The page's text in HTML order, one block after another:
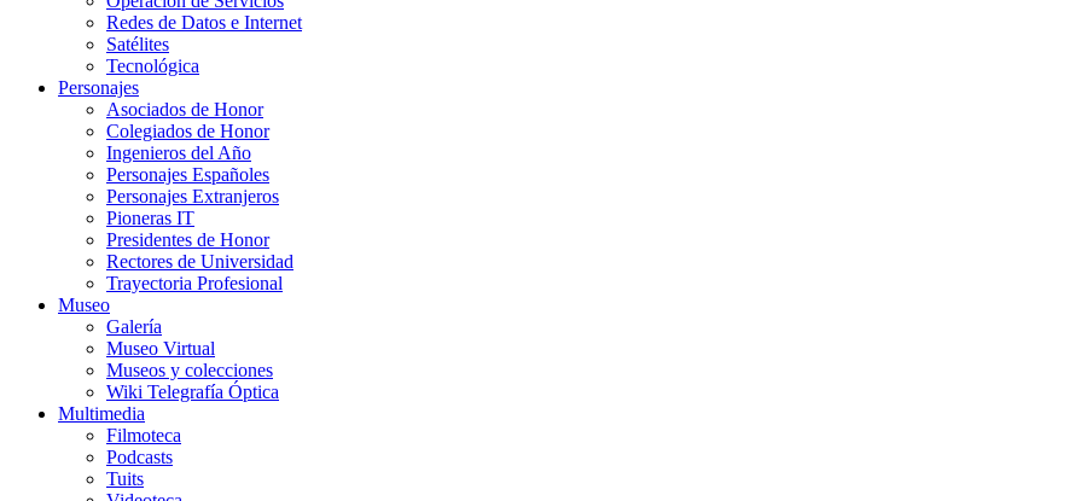
Redes de Datos e Internet
Satélites
Tecnológica
Personajes
Asociados de Honor
Colegiados de Honor
Ingenieros del Año
Personajes Españoles
Personajes Extranjeros
Pioneras IT
Presidentes de Honor
Rectores de Universidad
Trayectoria Profesional
Museo
Galería
Museo Virtual
Museos y colecciones
Wiki Telegrafía Óptica
Multimedia
Filmoteca
Podcasts
Tuits